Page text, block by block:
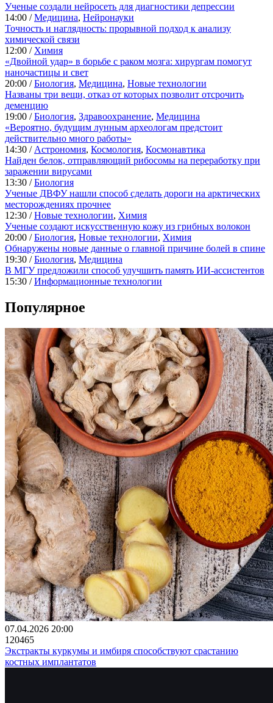
Ученые создали нейросеть для диагностики депрессии
14:00 /Медицина, Нейронауки
Точность и наглядность: прорывной подход к анализу
химической связи
12:00 / Химия
«Двойной удар» в борьбе с раком мозга: хирургам помогут
наночастицы и свет
20:00 /Биология, Медицина, Новые технологии
Названы три вещи, отказ от которых позволит отсрочить
деменцию
19:00 /Биология, Здравоохранение, Медицина
«Вероятно, будущим лунным археологам предстоит
действительно много работы»
14:30 / Астрономия, Космология, Космонавтика
Найден белок, отправляющий рибосомы на переработку при
заражении вирусами
13:30 /Биология
Ученые ДВФУ нашли способ сделать дороги на арктических
месторождениях прочнее
12:30 /Новые технологии, Химия
Ученые создают искусственную кожу из грибных волокон
20:00 /Биология, Новые технологии, Химия
Обнаружены новые данные о главной причине болей в спине
19:30 /Биология, Медицина
В МГУ предложили способ улучшить память ИИ-ассистентов
15:30 /Информационные технологии
Популярное
07.04.2026 20:00
120465
Экстракты куркумы и имбиря способствуют срастанию
костных имплантатов